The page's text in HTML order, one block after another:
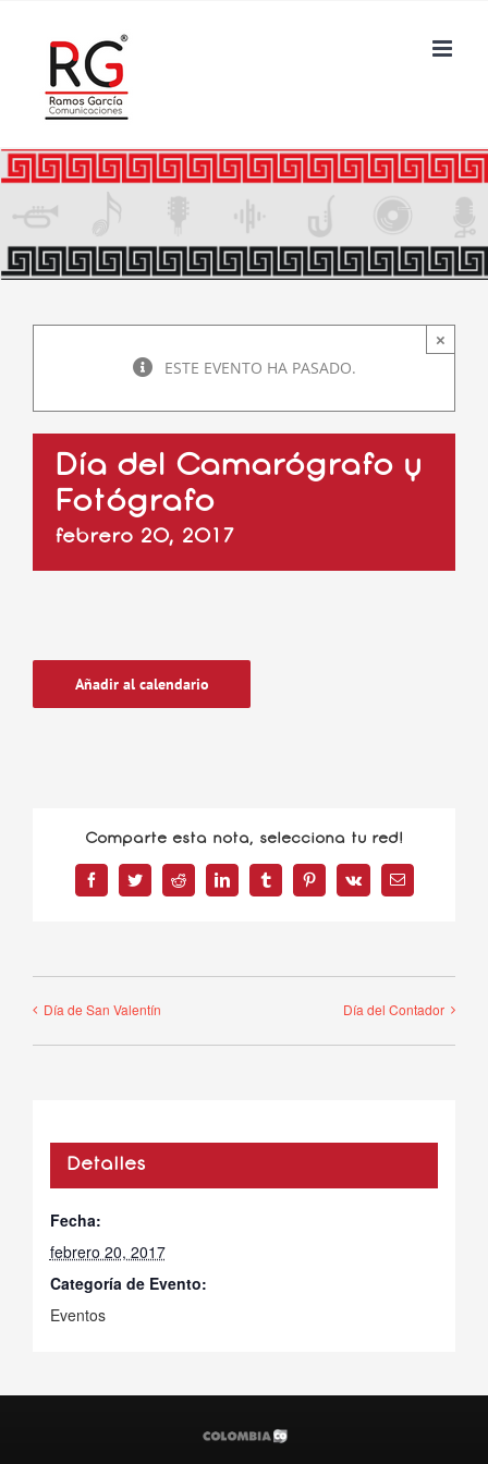
contenido
ESTE EVENTO HA PASADO.
×
Día del Camarógrafo y
Fotógrafo
febrero 20, 2017
Añadir al calendario
Comparte esta nota, selecciona tu red!
FacebookTwitterReddit LinkedInTumblrPinterest
Vk
Correo
electrónico
Día de San Valentín Día del Contador
Detalles
Fecha:
febrero 20, 2017
Categoría de Evento:
Eventos